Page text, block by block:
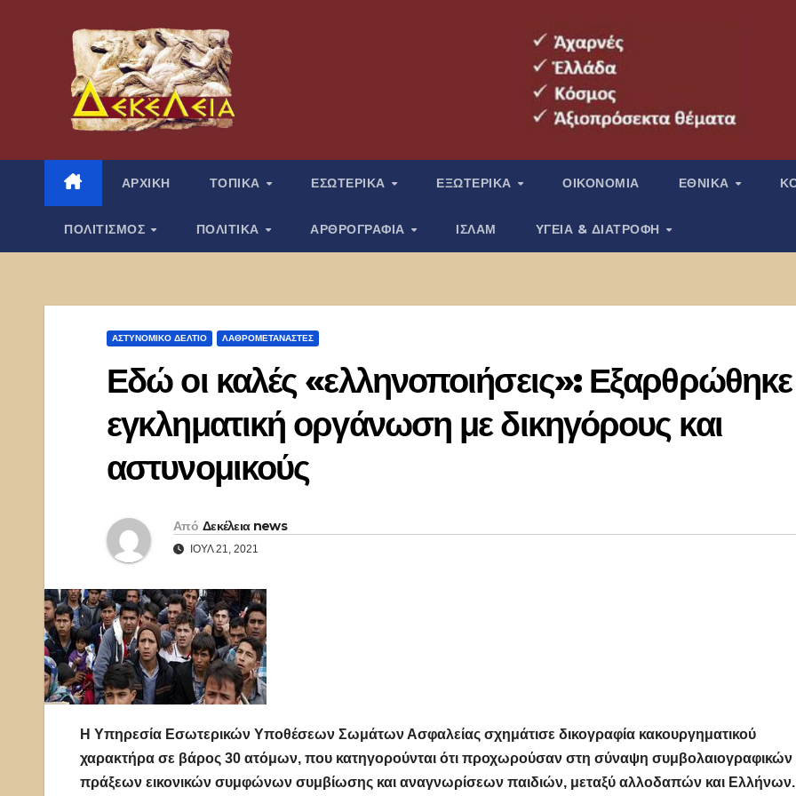
περιεχόμενο
ΑΡΧΙΚΗ ΤΟΠΙΚΑ ΕΣΩΤΕΡΙΚΑ ΕΞΩΤΕΡΙΚΑ ΟΙΚΟΝΟΜΙΑ ΕΘΝΙΚΑ
ΠΟΛΙΤΙΣΜΟΣ ΠΟΛΙΤΙΚΑ ΑΡΘΡΟΓΡΑΦΙΑ ΙΣΛΑΜ ΥΓΕΙΑ & ΔΙΑΤΡΟΦΗ
ΑΣΤΥΝΟΜΙΚΌ ΔΕΛΤΊΟ ΛΑΘΡΟΜΕΤΑΝΑΣΤΕΣ
Εδώ οι καλές «ελληνοποιήσεις»: Εξαρθρώθηκε
εγκληματική οργάνωση με δικηγόρους και
αστυνομικούς
Από Δεκέλεια news
ΙΟΎΛ 21, 2021
H Υπηρεσία Εσωτερικών Υποθέσεων Σωμάτων Ασφαλείας σχημάτισε δικογραφία κακουργηματικού
χαρακτήρα σε βάρος 30 ατόμων, που κατηγορούνται ότι προχωρούσαν στη σύναψη συμβολαιογραφικών
πράξεων εικονικών συμφώνων συμβίωσης και αναγνωρίσεων παιδιών, μεταξύ αλλοδαπών και Ελλήνων.